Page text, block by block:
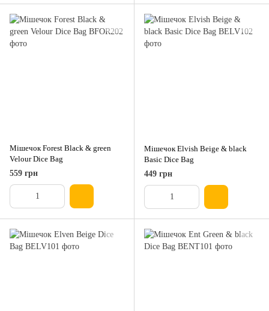
Мішечок Forest Black & green
Velour Dice Bag
559 грн
Мішечок Elvish Beige & black
Basic Dice Bag
449 грн